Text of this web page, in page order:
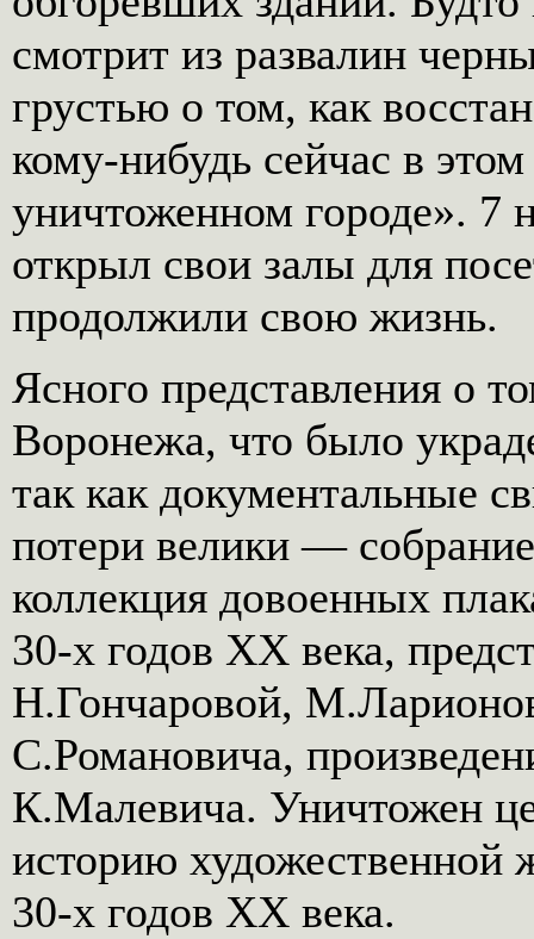
смотрит из развалин
грустью о том, как
кому-нибудь сейчас в
уничтоженном городе». 7
открыл свои залы для
продолжили свою жизнь.
Ясного представления о
Воронежа, что было
так как документальные
потери велики —
коллекция довоенных
30-х годов XX века,
Н.Гончаровой,
С.Романовича,
К.Малевича. Уничтожен
историю
30-х годов XX века.